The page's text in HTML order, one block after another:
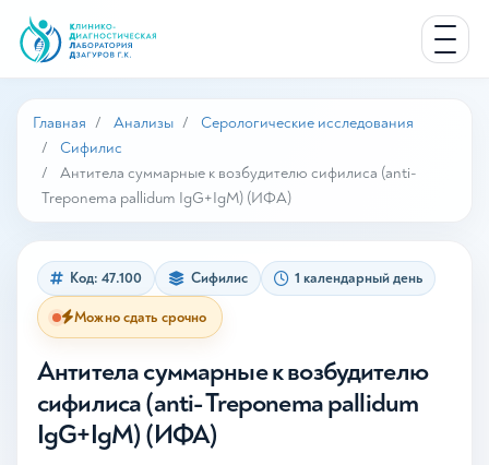
Главная Анализы
Серологические исследования
Сифилис
Антитела суммарные к возбудителю сифилиса (anti-
Treponema pallidum IgG+IgM) (ИФА)
Код: 47.100 Сифилис 1 календарный день
Можно сдать срочно
Антитела суммарные к возбудителю
сифилиса (anti- Treponema pallidum
IgG+IgM) (ИФА)